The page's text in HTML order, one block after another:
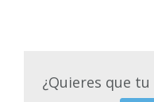
¿Quieres que